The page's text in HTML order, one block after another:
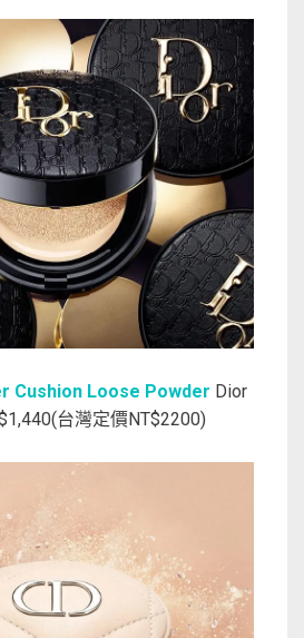
Cushion Loose Powder Dior
台灣定價NT$2200)